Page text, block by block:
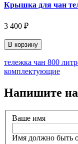
Крышка для чан
3 400 ₽
В корзину
тележка чан 800
комплектующие
Напишите
Ваше имя
Имя должно быть